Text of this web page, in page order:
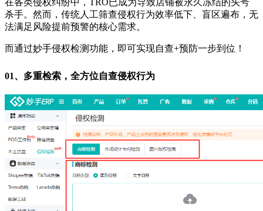
在各类侵权纠纷中，TRO已成为导致店铺被永久冻结的头号
杀手。然而，传统人工筛查侵权行为效率低下、盲区遍布，无
法满足风险提前预警的核心需求。
而通过妙手侵权检测功能，即可实现自查+预防一步到位！
01、 多重检索，全方位自查侵权行为